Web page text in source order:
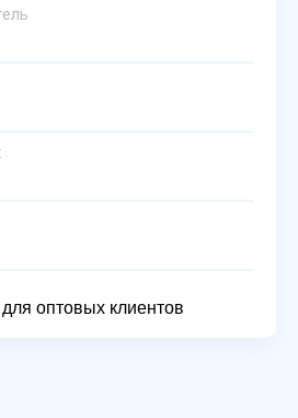
оптовых клиентов